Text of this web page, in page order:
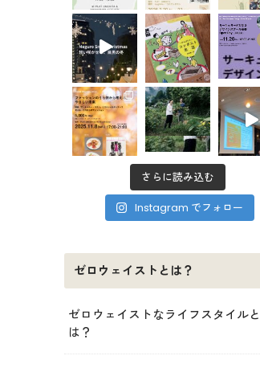
さらに読み込む
Instagram でフォロー
ゼロウェイストとは？
ゼロウェイストなライフスタイルと
は？